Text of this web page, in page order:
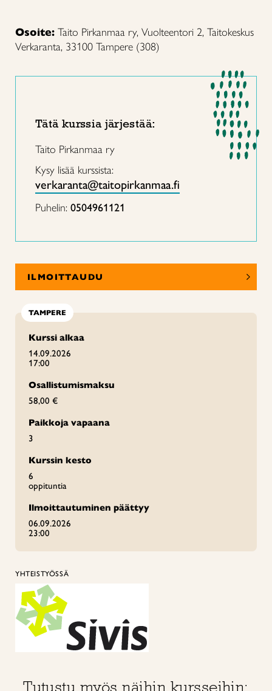
Osoite: Taito Pirkanmaa ry, Vuolteentori 2, Taitokeskus
Verkaranta, 33100 Tampere (308)
Tätä kurssia järjestää:
Taito Pirkanmaa ry
Kysy lisää kurssista:
verkaranta@taitopirkanmaa.fi
Puhelin: 0504961121
ILMOITTAUDU
TAMPERE
Kurssi alkaa
14.09.2026
17:00
Osallistumismaksu
58,00 €
Paikkoja vapaana
3
Kurssin kesto
6
oppituntia
Ilmoittautuminen päättyy
06.09.2026
23:00
YHTEISTYÖSSÄ
Tutustu myös näihin kursseihin: